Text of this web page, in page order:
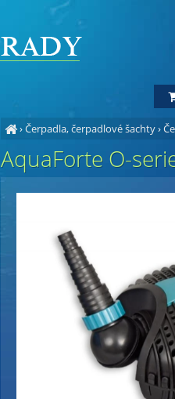
›Čerpadla, čerpadlové šachty›
AquaForte O-